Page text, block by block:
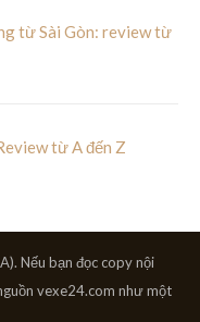
từ Sài Gòn: review từ
từ A đến Z
Nếu bạn đọc copy nội
vexe24.com như một